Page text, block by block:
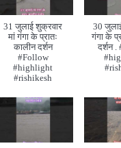
31 जुलाई शुक्रवार
मां गंगा के प्रातः
कालीन दर्शन
#Follow
#highlight
#rishikesh
30
गंगा के
दर्शन